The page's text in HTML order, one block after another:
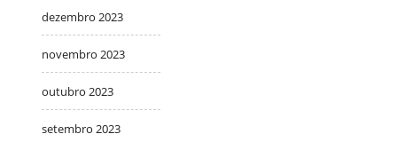
dezembro 2023
novembro 2023
outubro 2023
setembro 2023